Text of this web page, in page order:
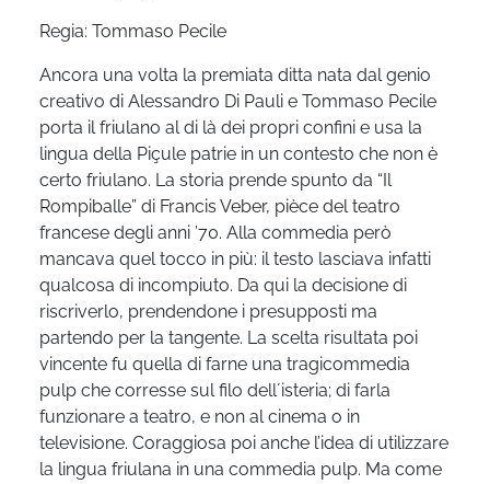
Regia: Tommaso Pecile
Ancora una volta la premiata ditta nata dal genio
creativo di Alessandro Di Pauli e Tommaso Pecile
porta il friulano al di là dei propri confini e usa la
lingua della Piçule patrie in un contesto che non è
certo friulano. La storia prende spunto da “Il
Rompiballe” di Francis Veber, pièce del teatro
francese degli anni ’70. Alla commedia però
mancava quel tocco in più: il testo lasciava infatti
qualcosa di incompiuto. Da qui la decisione di
riscriverlo, prendendone i presupposti ma
partendo per la tangente. La scelta risultata poi
vincente fu quella di farne una tragicommedia
pulp che corresse sul filo dell´isteria; di farla
funzionare a teatro, e non al cinema o in
televisione. Coraggiosa poi anche l’idea di utilizzare
la lingua friulana in una commedia pulp. Ma come